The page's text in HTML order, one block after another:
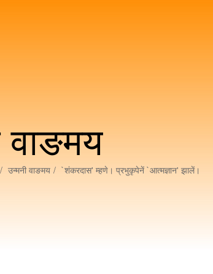
वाङमय
उन्मनी वाङमय `शंकरदास' म्हणे। प्रभुकृपेनें `आत्मज्ञान' झालें।